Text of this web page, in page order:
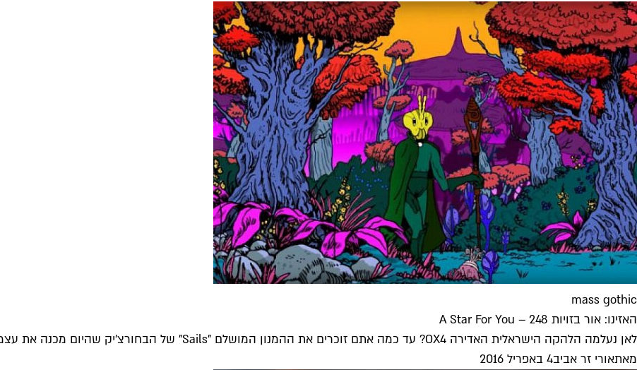
mass gothic
האזינו: אור בזויות 248 – A Star For You
לאן נעלמה הלהקה הישראלית האדירה OX4? עד כמה אתם זוכרים את ההמנון המושלם "Sails" של הבחורצ'יק שהיום מכנה את עצמו Mass...
מאתאורי זר אביב4 באפריל 2016